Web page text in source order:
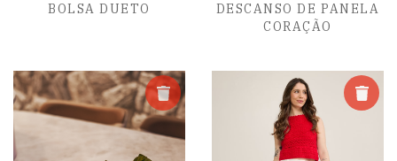
BOLSA DUETO
DESCANSO DE PANELA
CORAÇÃO